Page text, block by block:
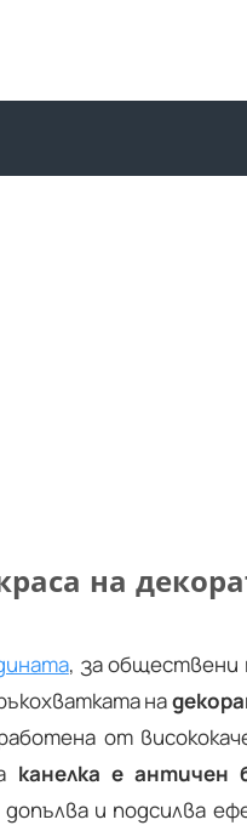
на
, за обществени
на
от
канелка е античен
допълва и подсилва